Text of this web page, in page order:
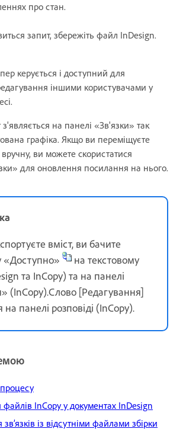
про стан.
запит, збережіть файл InDesign.
керується і доступний для
іншими користувачами у
на панелі «Зв'язки» так
графіка. Якщо ви переміщуєте
ви можете скористатися
для оновлення посилання на нього.
вміст, ви бачите
«Доступно»
на текстовому
та InCopy) та на панелі
(InCopy).Слово [Редагування]
на панелі розповіді (InCopy).
InCopy у документах InDesign
із відсутніми файлами збірки